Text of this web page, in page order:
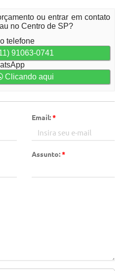
ou entrar em contato
no Centro de SP?
telefone
91063-0741
Clicando aqui
Email:*
Assunto:*